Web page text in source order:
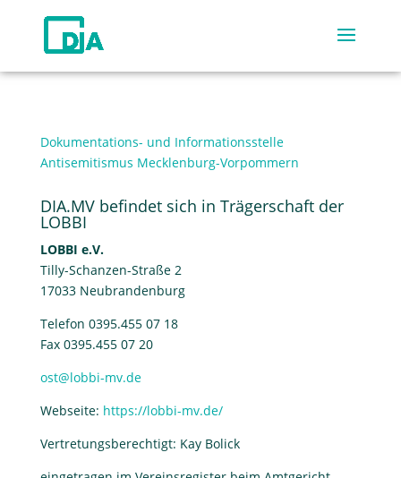
Dokumentations- und Informationsstelle
Antisemitismus Mecklenburg-Vorpommern
DIA.MV befindet sich in Trägerschaft der
LOBBI
LOBBI e.V.
Tilly-Schanzen-Straße 2
17033 Neubrandenburg
Telefon 0395.455 07 18
Fax 0395.455 07 20
ost@lobbi-mv.de
Webseite: https://lobbi-mv.de/
Vertretungsberechtigt: Kay Bolick